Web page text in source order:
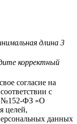
длина 3
корректный
согласие на
с
№152-ФЗ «О
целей,
данных